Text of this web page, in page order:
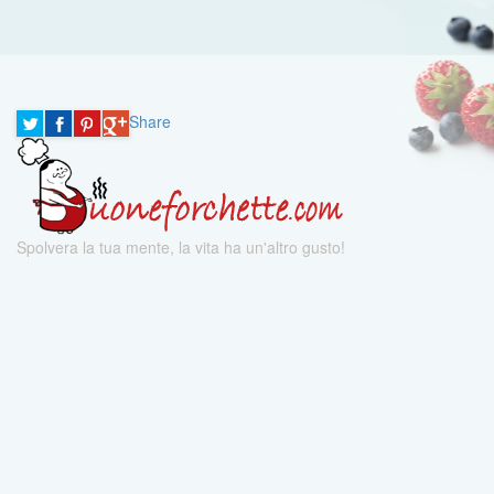
Share
Spolvera la tua mente, la vita ha un'altro gusto!